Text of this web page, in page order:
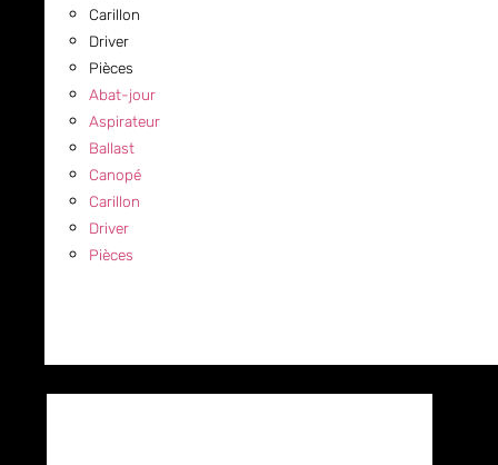
Carillon
Driver
Pièces
Abat-jour
Aspirateur
Ballast
Canopé
Carillon
Driver
Pièces